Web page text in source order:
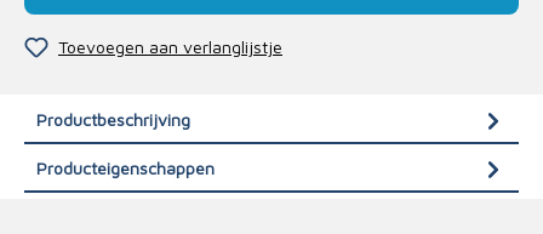
Toevoegen aan verlanglijstje
Productbeschrijving
Producteigenschappen